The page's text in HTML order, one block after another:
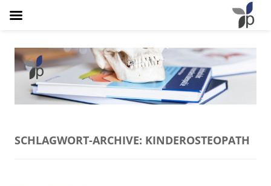
Osteopathie Plathner
Natürlich Schmerzfrei
SCHLAGWORT-ARCHIVE: KINDEROSTEOPATH